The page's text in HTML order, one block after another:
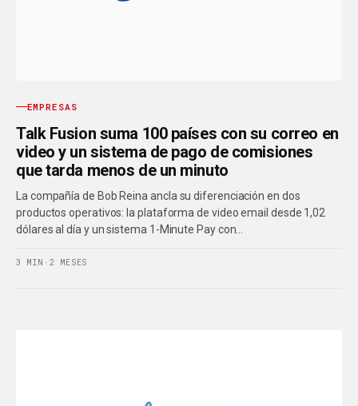
EMPRESAS
Talk Fusion suma 100 países con su correo en
video y un sistema de pago de comisiones
que tarda menos de un minuto
La compañía de Bob Reina ancla su diferenciación en dos
productos operativos: la plataforma de video email desde 1,02
dólares al día y un sistema 1-Minute Pay con…
3 MIN · 2 MESES